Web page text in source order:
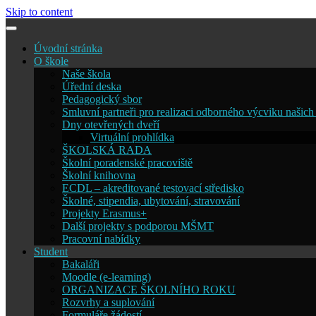
Skip to content
Úvodní stránka
O škole
Naše škola
Úřední deska
Pedagogický sbor
Smluvní partneři pro realizaci odborného výcviku našich
Dny otevřených dveří
Virtuální prohlídka
ŠKOLSKÁ RADA
Školní poradenské pracoviště
Školní knihovna
ECDL – akreditované testovací středisko
Školné, stipendia, ubytování, stravování
Projekty Erasmus+
Další projekty s podporou MŠMT
Pracovní nabídky
Student
Bakaláři
Moodle (e-learning)
ORGANIZACE ŠKOLNÍHO ROKU
Rozvrhy a suplování